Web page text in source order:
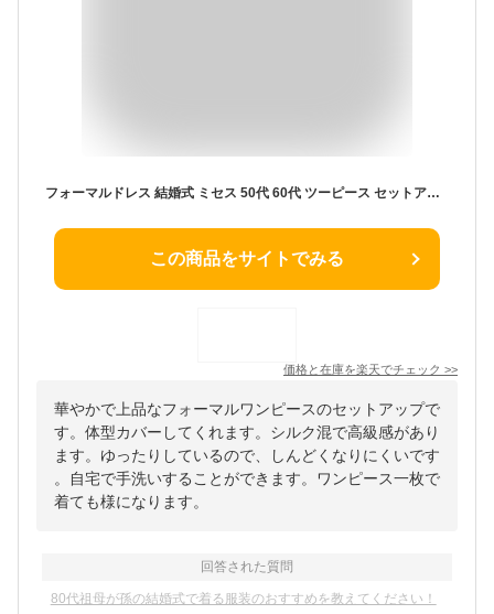
フォーマルドレス 結婚式 ミセス 50代 60代 ツーピース セットアップ 親族 礼服 祖母 ドレス 80代 70代フォーマル ワンピース 服装 シニア 両家 顔合わせ 夏 マザーズドレス 大きいサイズ 体型カバー パーティードレス セレモニー お宮参り ママ 披露宴 アンサンブルスーツ
この商品をサイトでみる
価格と在庫を楽天でチェック >>
華やかで上品なフォーマルワンピースのセットアップで
す。体型カバーしてくれます。シルク混で高級感があり
ます。ゆったりしているので、しんどくなりにくいです
。自宅で手洗いすることができます。ワンピース一枚で
着ても様になります。
回答された質問
80代祖母が孫の結婚式で着る服装のおすすめを教えてください！